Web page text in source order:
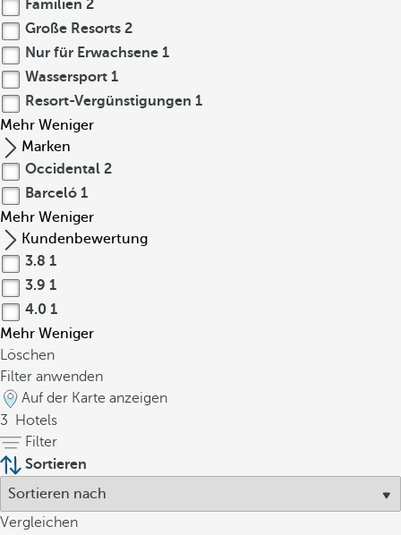
Familien 2
Große Resorts 2
Nur für Erwachsene 1
Wassersport 1
Resort-Vergünstigungen 1
Mehr Weniger
Marken
Occidental 2
Barceló 1
Mehr Weniger
Kundenbewertung
3.8 1
3.9 1
4.0 1
Mehr Weniger
Löschen
Filter anwenden
Auf der Karte anzeigen
3
Hotels
Filter
Sortieren
Vergleichen